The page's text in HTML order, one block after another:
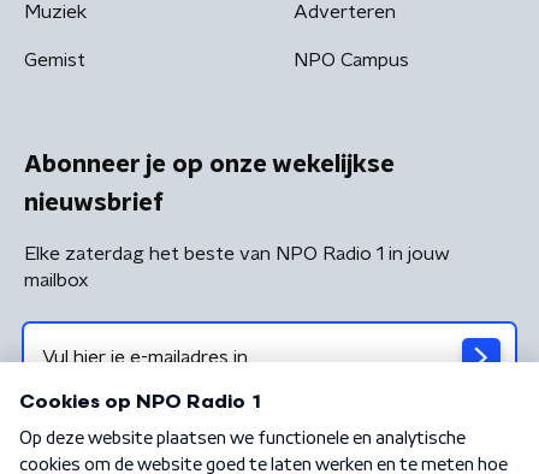
Muziek
Gemist
Adverteren
NPO Campus
Abonneer je op onze wekelijkse
nieuwsbrief
Elke zaterdag het beste van NPO Radio 1 in jouw
mailbox